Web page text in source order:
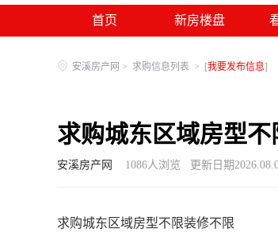
首页 新房楼盘
安溪房产网 > 求购信息列表 > [我要发布信息]
求购城东区域房型
安溪房产网 1086人浏览 更新日期
求购城东区域房型不限装修不限